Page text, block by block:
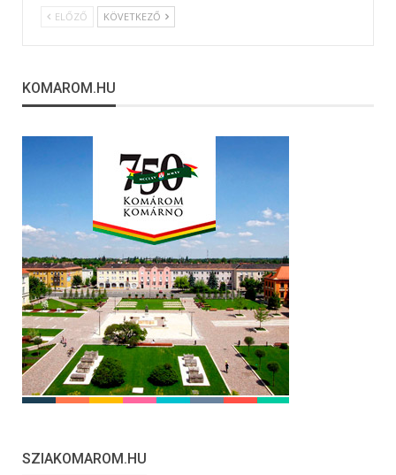
ELŐZŐ KÖVETKEZŐ
KOMAROM.HU
SZIAKOMAROM.HU